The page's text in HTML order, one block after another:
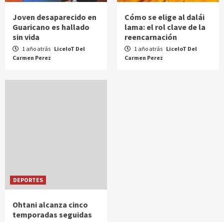
Joven desaparecido en
Guaricano es hallado
sin vida
1 año atrás LiceloT Del
Carmen Perez
Cómo se elige al dalái
lama: el rol clave de la
reencarnación
1 año atrás LiceloT Del
Carmen Perez
DEPORTES
Ohtani alcanza cinco
temporadas seguidas